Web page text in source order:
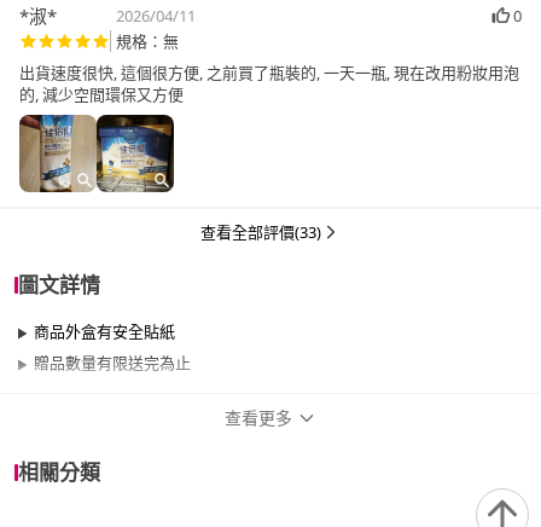
*淑* 2026/04/11
0
規格：無
出貨速度很快, 這個很方便, 之前買了瓶裝的, 一天一瓶, 現在改用粉妝用泡
的, 減少空間環保又方便
查看全部評價(33)
圖文詳情
商品外盒有安全貼紙
贈品數量有限送完為止
查看更多
相關分類